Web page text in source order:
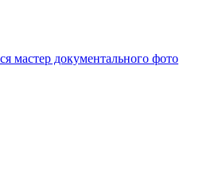
мастер документального фото